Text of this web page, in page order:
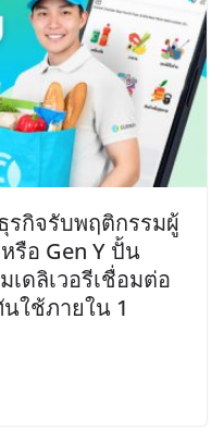
รกิจรับพฤติกรรมผู้
รือ Gen Y ปั้น
ดลิเวอรีเชื่อมต่อ
ใช้ภายใน 1